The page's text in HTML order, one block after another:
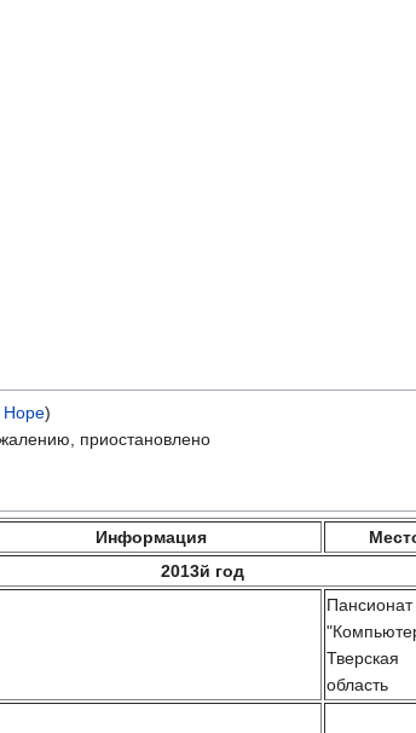
Hope)
приостановлено
Информация
2013й год
Пансионат
Тверская
область